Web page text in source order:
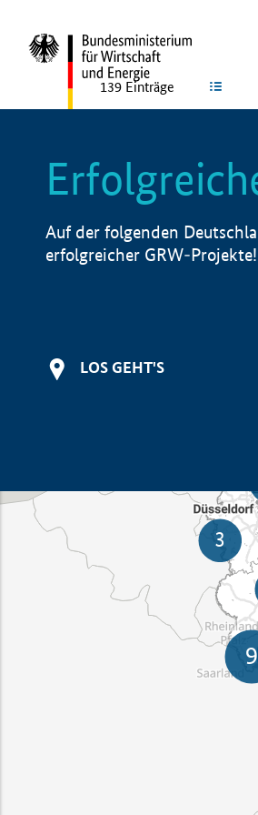
139 Einträge
Auf der folgenden
erfolgreicher GRW-Projekte!
LOS GEHT'S